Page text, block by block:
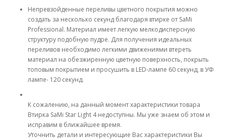
Непревзойденные переливы цветного покрытия можно
создать за несколько секунд благодаря втирке от SaMi
Professional. Материал имеет легкую мелкодисперсную
структуру подобную пудре. Для получения идеальных
переливов необходимо легкими движениями втереть
материал на обезжиренную цветную поверхность, покрыть
топовым покрытием и просушить в LED-лампе 60 секунд, в УФ
лампе- 120 секунд.
К сожалению, на данный момент характеристики товара
Втирка SaMi Star Light 4 недоступны. Мы уже знаем об этом и
исправим в ближайшее время.
Уточнить детали и интересующие Вас характеристики Вы